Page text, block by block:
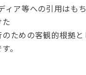
ィア等への引用はも
ための客観的根拠
。